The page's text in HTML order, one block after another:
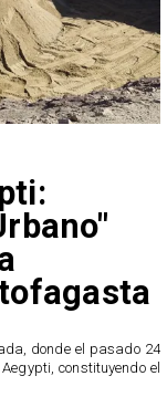
donde el pasado 24
constituyendo el